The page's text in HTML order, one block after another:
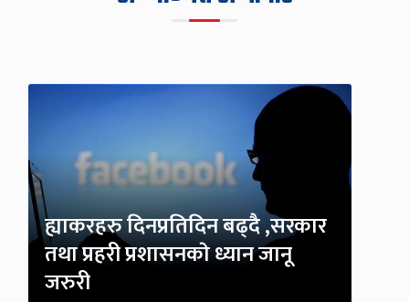
ह्याकरहरु दिनप्रतिदिन बढ्दै ,सरकार
तथा प्रहरी प्रशासनकाे ध्यान जानू
जरुरी